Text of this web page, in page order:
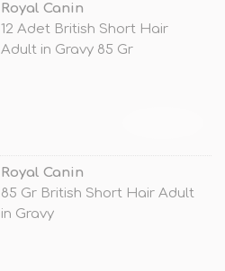
Royal Canin
12 Adet British Short Hair
Adult in Gravy 85 Gr
Royal Canin
85 Gr British Short Hair Adult
in Gravy